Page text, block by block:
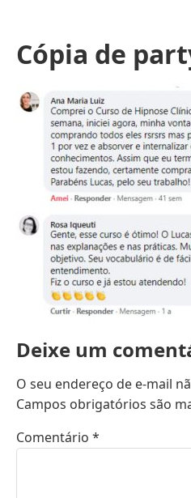
Cópia de
Deixe um
O seu endereço de e-mail
Campos obrigatórios são
Comentário *